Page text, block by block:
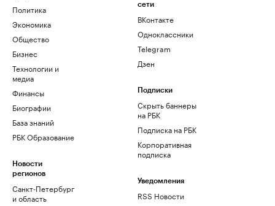
Политика
Экономика
Общество
Бизнес
Технологии и
медиа
Финансы
Биографии
База знаний
РБК Образование
Новости
регионов
Санкт-Петербург
и область
сети
ВКонтакте
Одноклассники
Telegram
Дзен
Подписки
Скрыть баннеры
на РБК
Подписка на РБК
Корпоративная
подписка
Уведомления
RSS Новости